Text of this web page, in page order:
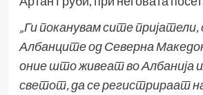
„Ги поканувам сите пријатели,
Албанците од Северна
оние што живеат во Албанија
светот, да се регистрираат